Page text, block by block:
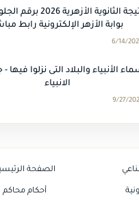
نتيجة الثانوية الأزهرية
بوابة الأزهر الإلكترونية رابط
6/14/
الأنبياء والبلاد التى نزلوا
الانبياء
9/27/
الصفحة
أحكام محاكم